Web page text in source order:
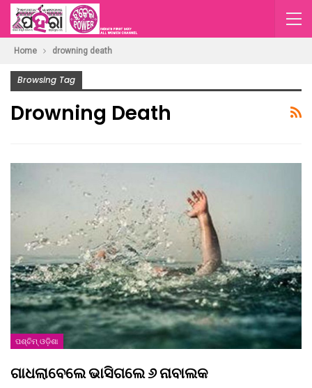
Home drowning death
Browsing Tag
Drowning Death
ପଶ୍ଚିମ୍ ଓଡ଼ିଶା
ଗାଧଲାବେଲେ ଭାସିଗଲେ ୬ ନାବାଲକ